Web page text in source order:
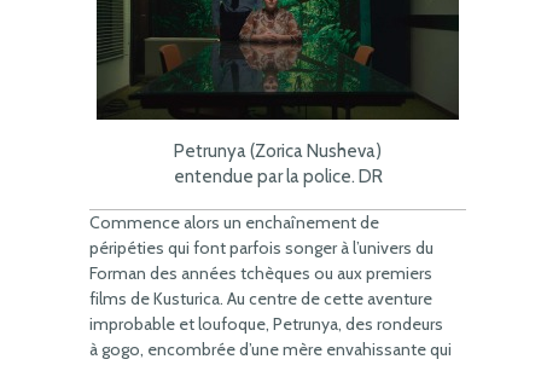
Petrunya (Zorica Nusheva)
entendue par la police. DR
Commence alors un enchaînement de
péripéties qui font parfois songer à l’univers du
Forman des années tchèques ou aux premiers
films de Kusturica. Au centre de cette aventure
improbable et loufoque, Petrunya, des rondeurs
à gogo, encombrée d’une mère envahissante qui